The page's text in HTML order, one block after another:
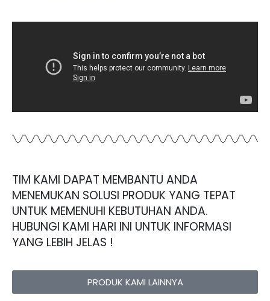
TIM KAMI DAPAT MEMBANTU ANDA
MENEMUKAN SOLUSI PRODUK YANG TEPAT
UNTUK MEMENUHI KEBUTUHAN ANDA.
HUBUNGI KAMI HARI INI UNTUK INFORMASI
YANG LEBIH JELAS !
PRODUK KAMI LAINNYA